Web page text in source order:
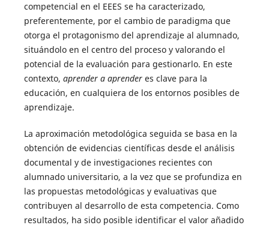
competencial en el EEES se ha caracterizado,
preferentemente, por el cambio de paradigma que
otorga el protagonismo del aprendizaje al alumnado,
situándolo en el centro del proceso y valorando el
potencial de la evaluación para gestionarlo. En este
contexto, aprender a aprender es clave para la
educación, en cualquiera de los entornos posibles de
aprendizaje.
La aproximación metodológica seguida se basa en la
obtención de evidencias científicas desde el análisis
documental y de investigaciones recientes con
alumnado universitario, a la vez que se profundiza en
las propuestas metodológicas y evaluativas que
contribuyen al desarrollo de esta competencia. Como
resultados, ha sido posible identificar el valor añadido